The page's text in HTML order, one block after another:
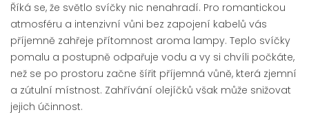
Říká se, že světlo svíčky nic nenahradí. Pro romantickou
atmosféru a intenzivní vůni bez zapojení kabelů vás
příjemně zahřeje přítomnost aroma lampy. Teplo svíčky
pomalu a postupně odpařuje vodu a vy si chvíli počkáte,
než se po prostoru začne šířit příjemná vůně, která zjemní
a zútulní místnost. Zahřívání olejíčků však může snižovat
jejich účinnost.